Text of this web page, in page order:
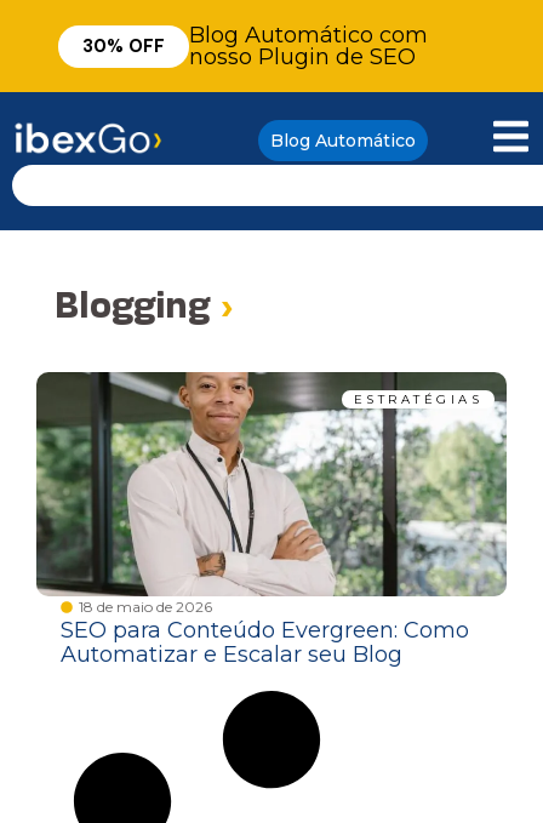
30% OFF
Blog Automático com
nosso Plugin de SEO
Blog Automático
Blogging›
ESTRATÉGIAS
18 de maio de 2026
SEO para Conteúdo Evergreen: Como
Automatizar e Escalar seu Blog